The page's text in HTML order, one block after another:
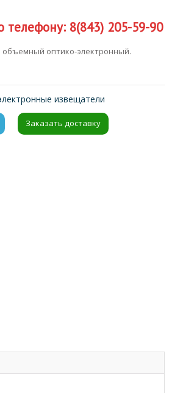
телефону: 8(843) 205-59-90
оптико-электронный.
извещатели
Заказать доставку